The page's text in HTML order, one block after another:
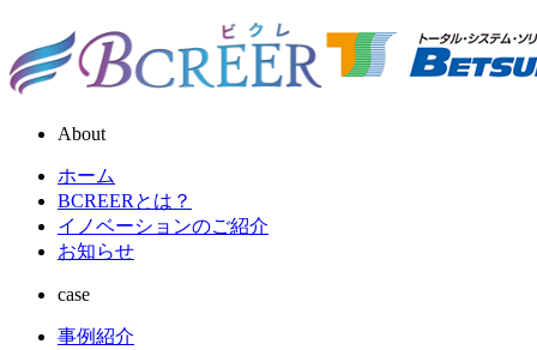
About
ホーム
BCREERとは？
イノベーションのご紹介
お知らせ
case
事例紹介